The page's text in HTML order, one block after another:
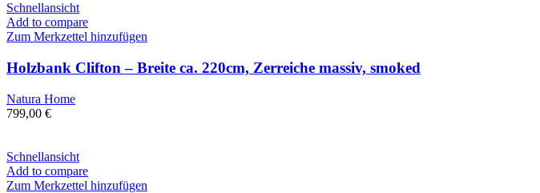
Schnellansicht
Add to compare
Zum Merkzettel hinzufügen
Holzbank Clifton – Breite ca. 220cm, Zerreiche massiv, smoked
Natura Home
799,00 €
Schnellansicht
Add to compare
Zum Merkzettel hinzufügen